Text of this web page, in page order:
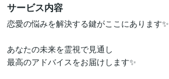
サービス内容
恋愛の悩みを解決する鍵がここにあります✨
あなたの未来を霊視で見通し
最高のアドバイスをお届けします✨